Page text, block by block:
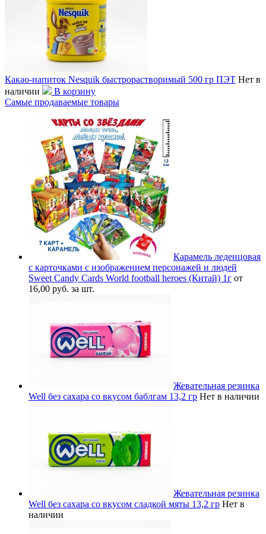
Какао-напиток Nesquik быстрорастворимый 500 гр ПЭТ Нет в
наличии
В корзину
Самые продаваемые товары
Карамель леденцовая
с карточками с изображением персонажей и людей
Sweet Candy Cards World football heroes (Китай) 1г от
16,00 руб. за шт.
Жевательная резинка
Well без сахара со вкусом баблгам 13,2 гр Нет в наличии
Жевательная резинка
Well без сахара со вкусом сладкой мяты 13,2 гр Нет в
наличии